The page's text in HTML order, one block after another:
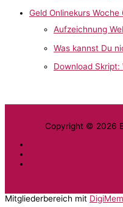
Geld Onlinekurs Woche
Aufzeichnung
Was kannst Du
Download
Copyright © 2026
Mitgliederbereich mit